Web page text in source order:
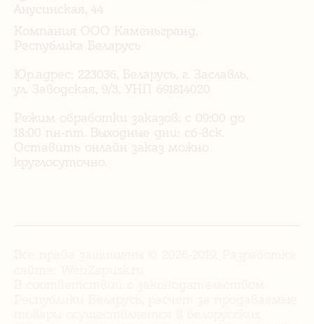
Анусинская, 44
Компания ООО Каменьгранд,
Республика Беларусь
Юр.адрес: 223036, Беларусь, г. Заславль,
ул. Заводская, 9/3, УНП 691814020
Режим обработки заказов: с 09:00 до
18:00 пн-пт. Выходные дни: сб-вск.
Оставить онлайн заказ можно
круглосуточно.